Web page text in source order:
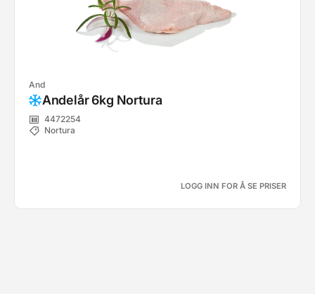
And
Andelår 6kg Nortura
4472254
Nortura
LOGG INN FOR Å SE PRISER